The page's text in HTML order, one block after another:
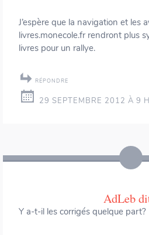
J’espère que la navigation et les
livres.monecole.fr rendront plus
livres pour un rallye.
RÉPONDRE
29 SEPTEMBRE 2012 À 9
AdLeb
Y a-t-il les corrigés quelque part?